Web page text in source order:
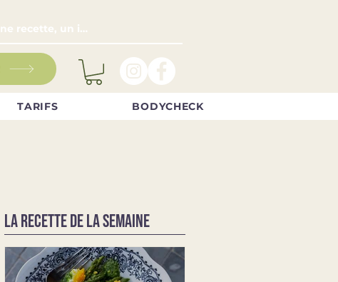
TARIFS BODYCHECK
LA RECETTE DE LA SEMAINE